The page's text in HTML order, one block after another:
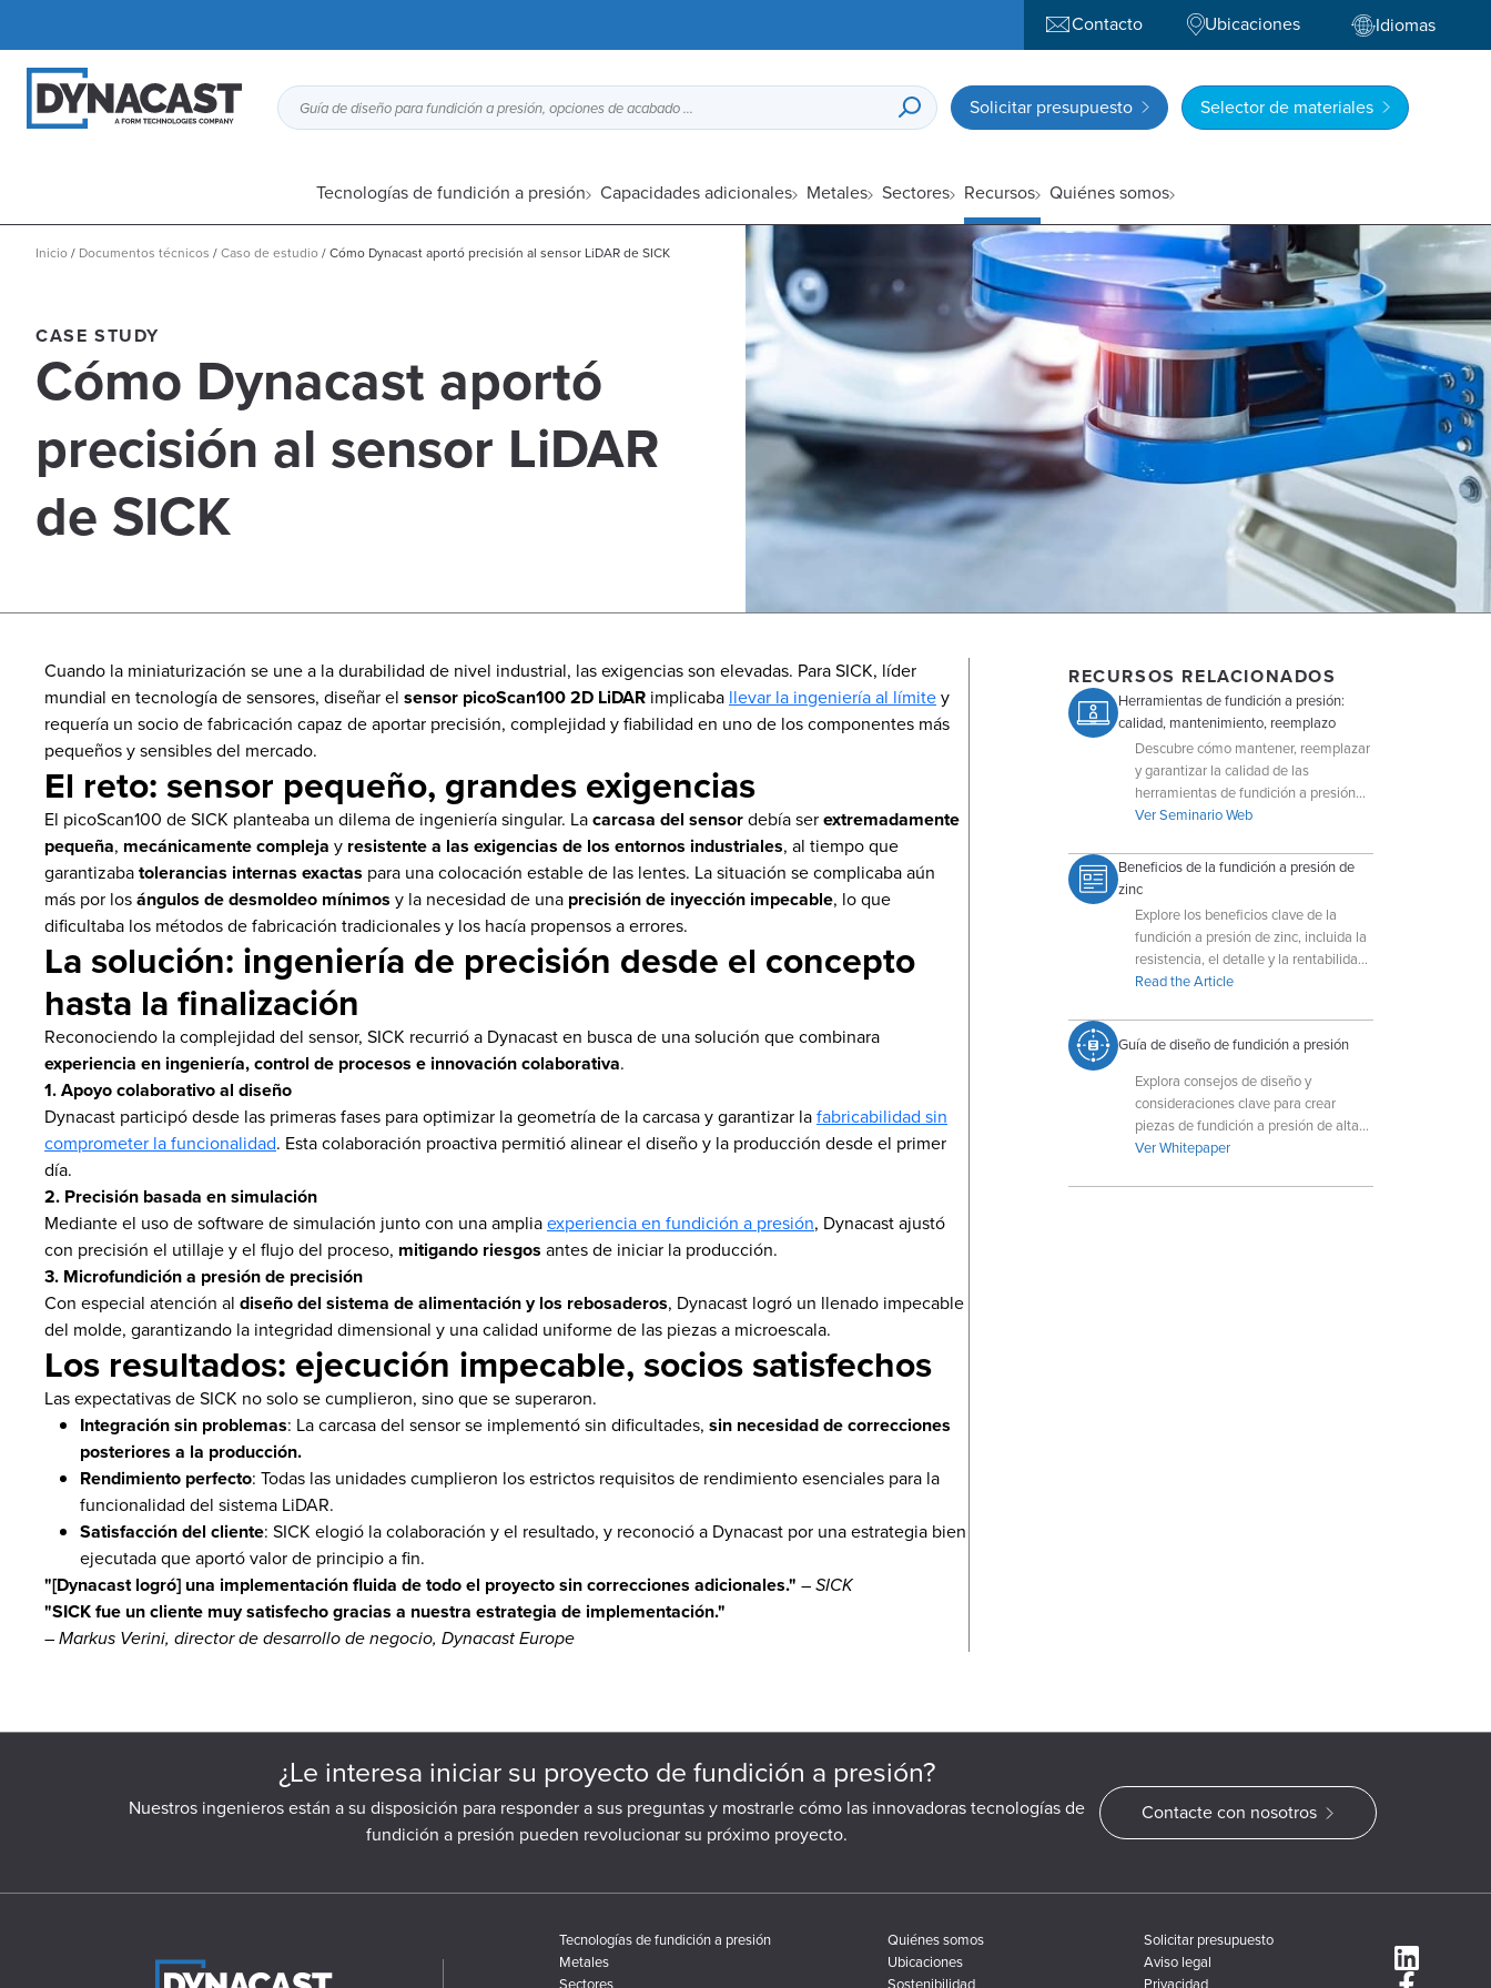
Contacto Ubicaciones Idiomas
Guía de diseño para fundición a presión, opciones de acabado superficial, etc. Solicitar presupuesto Selector de materiales
Tecnologías de fundición a presión Capacidades adicionales Metales Sectores Recursos Quiénes somos
Inicio/ Documentos técnicos /Caso de estudio/Cómo Dynacast aportó precisión al sensor LiDAR de SICK
CASE STUDY
Cómo Dynacast aportó
precisión al sensor LiDAR
de SICK
Cuando la miniaturización se une a la durabilidad de nivel industrial, las exigencias son elevadas. Para SICK, líder
mundial en tecnología de sensores, diseñar el sensor picoScan100 2D LiDAR implicaba llevar la ingeniería al límitey
requería un socio de fabricación capaz de aportar precisión, complejidad y fiabilidad en uno de los componentes más
pequeños y sensibles del mercado.
El reto: sensor pequeño, grandes exigencias
El picoScan100 de SICK planteaba un dilema de ingeniería singular. Lacarcasa del sensordebía serextremadamente
pequeña, mecánicamente compleja y resistente a las exigencias de los entornos industriales, al tiempo que
garantizabatolerancias internas exactas para una colocación estable de las lentes. La situación se complicaba aún
más por losángulos de desmoldeo mínimos y la necesidad de una precisión de inyección impecable, lo que
dificultaba los métodos de fabricación tradicionales y los hacía propensos a errores.
La solución: ingeniería de precisión desde el concepto
hasta la finalización
Reconociendo la complejidad del sensor, SICK recurrió a Dynacast en busca de una solución que combinara
experiencia en ingeniería, control de procesos e innovación colaborativa.
1. Apoyo colaborativo al diseño
Dynacast participó desde las primeras fases para optimizar la geometría de la carcasa y garantizar lafabricabilidad sin
comprometer la funcionalidad. Esta colaboración proactiva permitió alinear el diseño y la producción desde el primer
día.
2. Precisión basada en simulación
Mediante el uso de software de simulación junto con una ampliaexperiencia en fundición a presión, Dynacast ajustó
con precisión el utillaje y el flujo del proceso, mitigando riesgos antes de iniciar la producción.
3. Microfundición a presión de precisión
Con especial atención al diseño del sistema de alimentación y los rebosaderos, Dynacast logró un llenado impecable
del molde, garantizando la integridad dimensional y una calidad uniforme de las piezas a microescala.
Los resultados: ejecución impecable, socios satisfechos
Las expectativas de SICK no solo se cumplieron, sino que se superaron.
Integración sin problemas: La carcasa del sensor se implementó sin dificultades, sin necesidad de correcciones
posteriores a la producción.
Rendimiento perfecto: Todas las unidades cumplieron los estrictos requisitos de rendimiento esenciales para la
funcionalidad del sistema LiDAR.
Satisfacción del cliente: SICK elogió la colaboración y el resultado, y reconoció a Dynacast por una estrategia bien
ejecutada que aportó valor de principio a fin.
"[Dynacast logró] una implementación fluida de todo el proyecto sin correcciones adicionales." –SICK
"SICK fue un cliente muy satisfecho gracias a nuestra estrategia de implementación."
–Markus Verini, director de desarrollo de negocio, Dynacast Europe
RECURSOS RELACIONADOS
Herramientas de fundición a presión:
calidad, mantenimiento, reemplazo
Descubre cómo mantener, reemplazar
y garantizar la calidad de las
herramientas de fundición a presión
para un rendimiento óptimo.
Ver Seminario Web
Beneficios de la fundición a presión de
zinc
Explore los beneficios clave de la
fundición a presión de zinc, incluida la
resistencia, el detalle y la rentabilidad
para la producción de piezas de gran
Read the Article
Guía de diseño de fundición a presión
Explora consejos de diseño y
consideraciones clave para crear
piezas de fundición a presión de alta
calidad y eficientes.
Ver Whitepaper
¿Le interesa iniciar su proyecto de fundición a presión?
Nuestros ingenieros están a su disposición para responder a sus preguntas y mostrarle cómo las innovadoras tecnologías de
fundición a presión pueden revolucionar su próximo proyecto.
Contacte con nosotros
Tecnologías de fundición a presión
Metales
Quiénes somos
Ubicaciones
Solicitar presupuesto
Aviso legal